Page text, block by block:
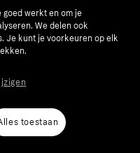
werkt en om je
We delen ook
Je kunt je voorkeuren op elk
toestaan